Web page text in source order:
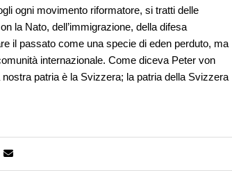
ogni movimento riformatore, si tratti delle
la Nato, dell’immigrazione, della difesa
il passato come una specie di eden perduto, ma
internazionale. Come diceva Peter von
patria è la Svizzera; la patria della Svizzera